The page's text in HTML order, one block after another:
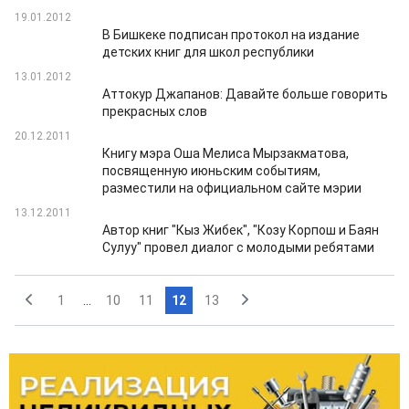
19.01.2012
В Бишкеке подписан протокол на издание
детских книг для школ республики
13.01.2012
Аттокур Джапанов: Давайте больше говорить
прекрасных слов
20.12.2011
Книгу мэра Оша Мелиса Мырзакматова,
посвященную июньским событиям,
разместили на официальном сайте мэрии
13.12.2011
Автор книг "Кыз Жибек", "Козу Корпош и Баян
Сулуу" провел диалог с молодыми ребятами
1 10 11 12 13